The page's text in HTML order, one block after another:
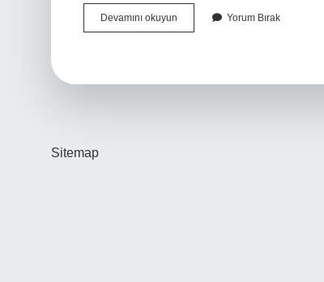
Devamını okuyun
Kareli
Yorum Bırak
Sitemap